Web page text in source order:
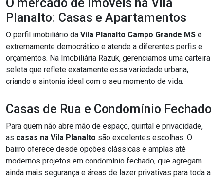
O mercado de imóveis na Vila
Planalto: Casas e Apartamentos
O perfil imobiliário da Vila Planalto Campo Grande MS é
extremamente democrático e atende a diferentes perfis e
orçamentos. Na Imobiliária Razuk, gerenciamos uma carteira
seleta que reflete exatamente essa variedade urbana,
criando a sintonia ideal com o seu momento de vida.
Casas de Rua e Condomínio Fechado
Para quem não abre mão de espaço, quintal e privacidade,
as casas na Vila Planalto são excelentes escolhas. O
bairro oferece desde opções clássicas e amplas até
modernos projetos em condomínio fechado, que agregam
ainda mais segurança e áreas de lazer privativas para toda a